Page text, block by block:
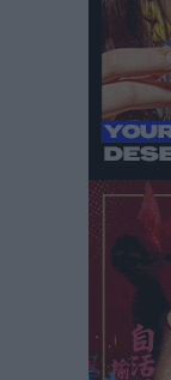
Συναυλία με
Πολιτιστικά
Έκτακτη
αύριο
Τοπικές Ειδήσεις•
ΑΕΡΑ: Δεν
Μητρόπουλος
πριν
Κλεάνθης: